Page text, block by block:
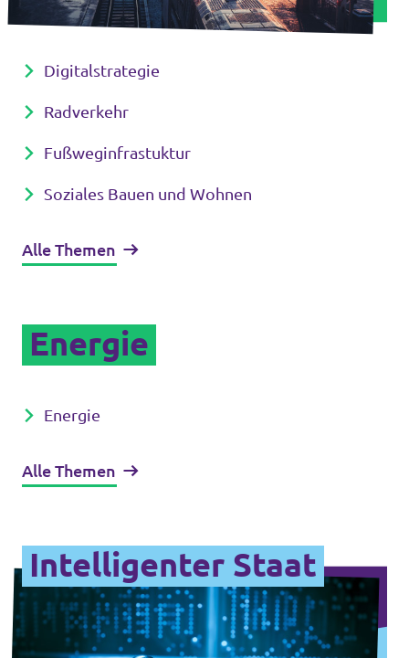
Digitalstrategie
Radverkehr
Fußweginfrastuktur
Soziales Bauen und Wohnen
Alle Themen
Energie
Energie
Alle Themen
Intelligenter Staat